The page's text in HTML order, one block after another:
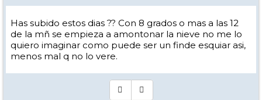
Has subido estos dias ?? Con 8 grados o mas a las 12
de la mñ se empieza a amontonar la nieve no me lo
quiero imaginar como puede ser un finde esquiar asi,
menos mal q no lo vere.